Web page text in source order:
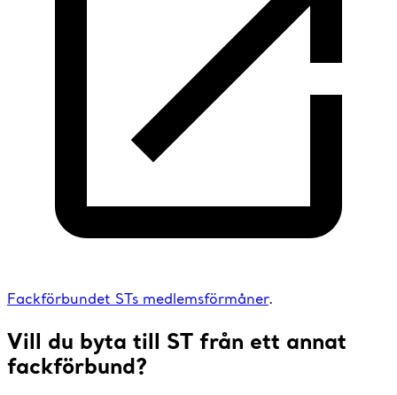
Fackförbundet STs medlemsförmåner.
Vill du byta till ST från ett annat
fackförbund?